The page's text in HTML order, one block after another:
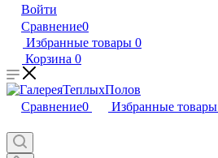
Войти
Сравнение0
Избранные товары 0
Корзина 0
Сравнение0 Избранные товары